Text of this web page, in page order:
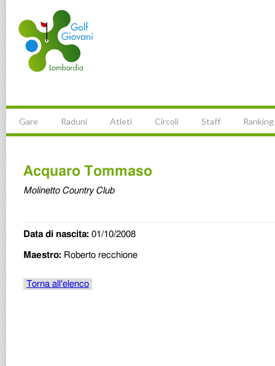
Gare Raduni Atleti Circoli Staff Ranking